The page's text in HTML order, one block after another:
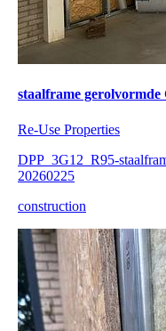
staalframe gerolvormde
Re-Use Properties
DPP_3G12_R95-
20260225
construction